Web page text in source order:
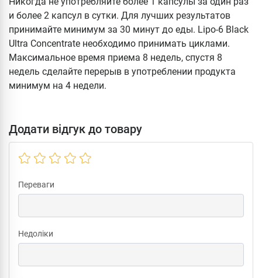
и более 2 капсул в сутки. Для лучших результатов
принимайте минимум за 30 минут до еды. Lipo-6 Black
Ultra Concentrate необходимо принимать циклами.
Максимальное время приема 8 недель, спустя 8
недель сделайте перерыв в употреблении продукта
минимум на 4 недели.
Додати відгук до товару
Переваги
Недоліки